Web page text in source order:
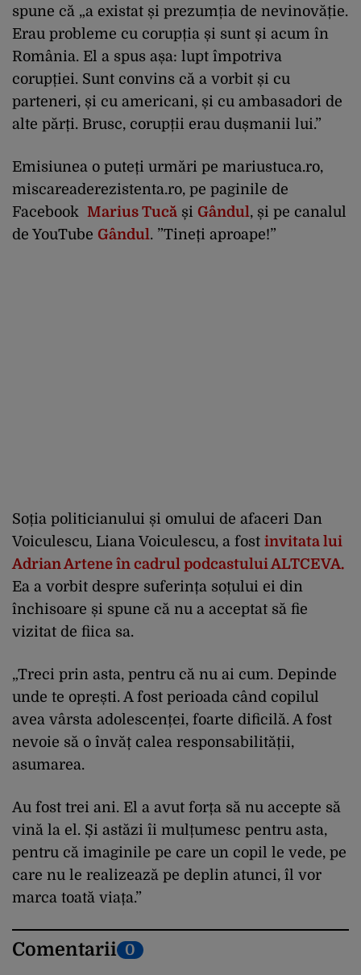
spune că „a existat și prezumția de nevinovăție.
Erau probleme cu corupția și sunt și acum în
România. El a spus așa: lupt împotriva
corupției. Sunt convins că a vorbit și cu
parteneri, și cu americani, și cu ambasadori de
alte părți. Brusc, corupții erau dușmanii lui.”
Emisiunea o puteți urmări pe mariustuca.ro,
miscareaderezistenta.ro, pe paginile de
Facebook Marius Tucă și Gândul, și pe canalul
de YouTube Gândul. ”Tineți aproape!”
Soția politicianului și omului de afaceri Dan
Voiculescu, Liana Voiculescu, a fost invitata lui
Adrian Artene în cadrul podcastului ALTCEVA.
Ea a vorbit despre suferința soțului ei din
închisoare și spune că nu a acceptat să fie
vizitat de fiica sa.
„Treci prin asta, pentru că nu ai cum. Depinde
unde te oprești. A fost perioada când copilul
avea vârsta adolescenței, foarte dificilă. A fost
nevoie să o învăț calea responsabilității,
asumarea.
Au fost trei ani. El a avut forța să nu accepte să
vină la el. Și astăzi îi mulțumesc pentru asta,
pentru că imaginile pe care un copil le vede, pe
care nu le realizează pe deplin atunci, îl vor
marca toată viața.”
Comentarii 0